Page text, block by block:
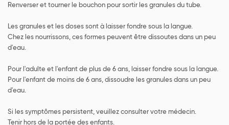
Renverser et tourner le bouchon pour sortir les granules du tube.
Les granules et les doses sont à laisser fondre sous la langue.
Chez les nourrissons, ces formes peuvent être dissoutes dans un peu
d'eau.
Pour l'adulte et l'enfant de plus de 6 ans, laisser fondre sous la langue.
Pour l'enfant de moins de 6 ans, dissoudre les granules dans un peu
d'eau.
Si les symptômes persistent, veuillez consulter votre médecin.
Tenir hors de la portée des enfants.